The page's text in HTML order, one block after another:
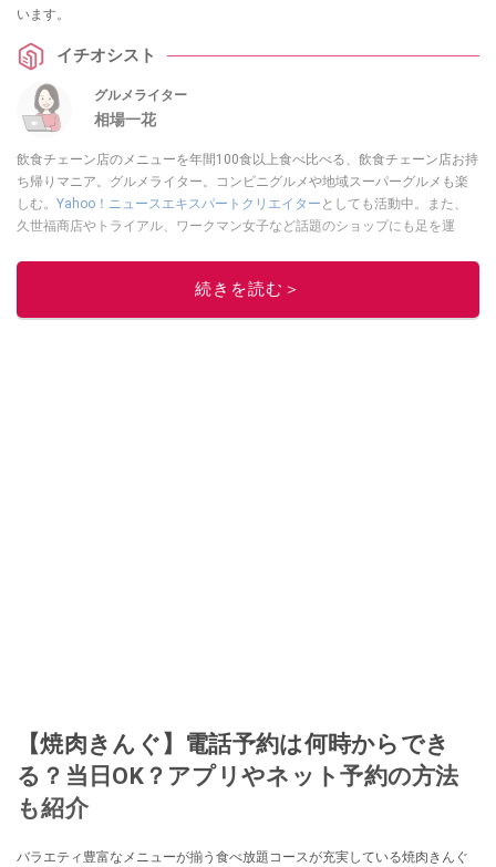
います。
イチオシスト
グルメライター
相場一花
飲食チェーン店のメニューを年間100食以上食べ比べる、飲食チェーン店お持
ち帰りマニア。グルメライター。コンビニグルメや地域スーパーグルメも楽
しむ。 Yahoo！ニュースエキスパートクリエイター としても活動中。また、
久世福商店やトライアル、ワークマン女子など話題のショップにも足を運
「週刊プレイボーイ」、宝島社「おいしい！ シャトレーゼBOOK」などでグ
ルメライター、食の専門家として出演実績あり。
続きを読む＞
【焼肉きんぐ】電話予約は何時からでき
る？当日OK？アプリやネット予約の方法
も紹介
バラエティ豊富なメニューが揃う食べ放題コースが充実している焼肉きんぐ